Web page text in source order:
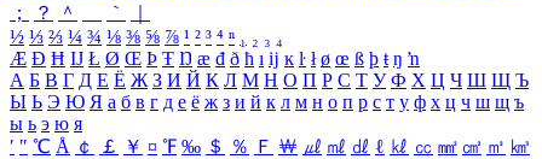
；
？ ＾ ｀
½ ⅓ ⅔ ¼ ¾ ⅛ ⅜ ⅝ ⅞ ¹ ² ³ ⁴ ⁿ ₁ ₂ ₃ ₄
Æ Ð Ħ Ĳ Ł Ø Œ Þ Ŧ Ŋ æ đ ð ħ ı ĳ ĸ ŀ ł ø œ ß þ ŧ ŋ ŉ
А Б В Г Д Е Ё Ж З И Й К Л М Н О П Р С Т У Ф Х Ц Ч Ш Щ Ъ
Ы Ь Э Ю Я а б в г д е ё ж з и й к л м н о п р с т у ф х ц ч ш щ ъ
ы ь э ю я
′ ″ ℃ Å ￠ ￡ ￥ ¤ ℉ ‰ ＄ ％ Ｆ ￦ ㎕ ㎖ ㎗ ℓ ㎘ ㏄ ㎣ ㎤ ㎥ ㎦